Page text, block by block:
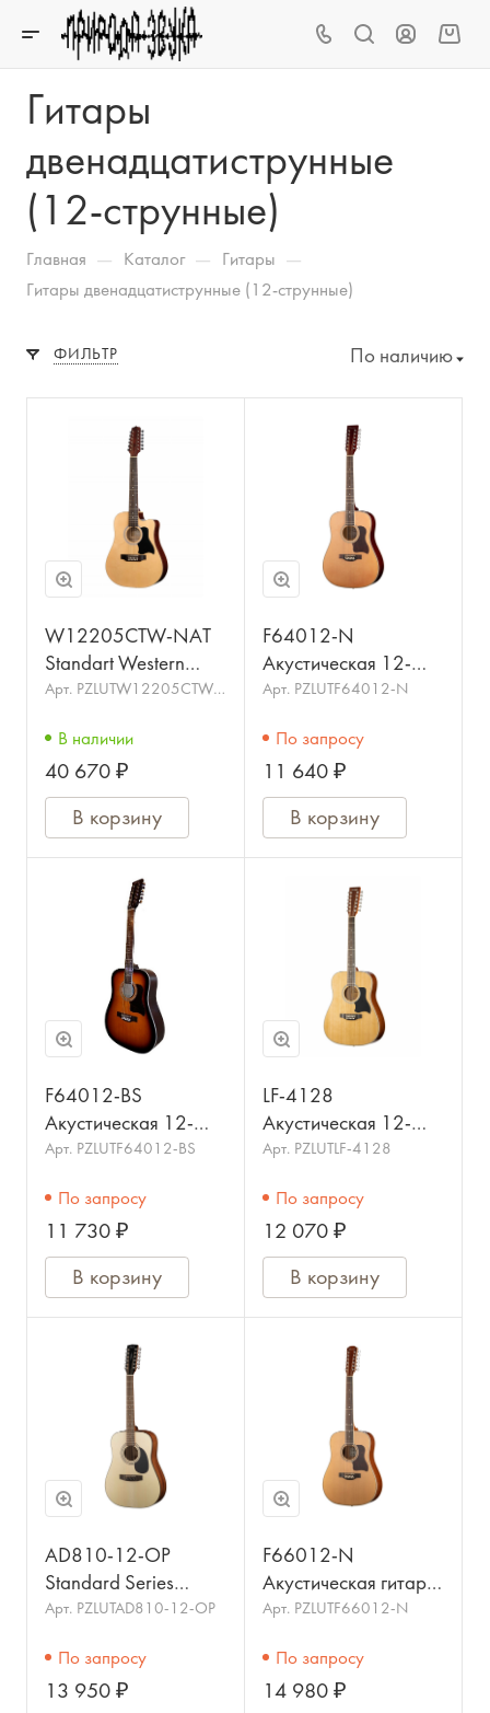
Гитары
двенадцатиструнные
(12-струнные)
Главная — Каталог — Гитары —
Гитары двенадцатиструнные (12-струнные)
ФИЛЬТР По наличию
W12205CTW-NAT
Standart Western
Акустическая гитара
вырезом, HORA.
Арт. PZLUTW12205CTW-
В наличии
40 670 ₽
В корзину
F64012-N
Акустическая 12-
струнная гитара,
CARAYA
Арт. PZLUTF64012-N
По запросу
11 640 ₽
В корзину
F64012-BS
Акустическая 12-
струнная гитара,
Арт. PZLUTF64012-BS
По запросу
11 730 ₽
В корзину
LF-4128
Акустическая 12-
струнная гитара
Арт. PZLUTLF-4128
По запросу
12 070 ₽
В корзину
AD810-12-OP
Standard Series
Акустическая гитара
натуральный, CORT
Арт. PZLUTAD810-12-OP
По запросу
13 950 ₽
F66012-N
Акустическая гитара
12-струнная, цвет
Caraya
Арт. PZLUTF66012-N
По запросу
14 980 ₽